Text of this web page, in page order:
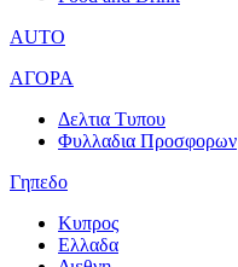
AUTO
ΑΓΟΡΑ
Δελτια Τυπου
Φυλλαδια Προσφορων
Γηπεδο
Κυπρος
Ελλαδα